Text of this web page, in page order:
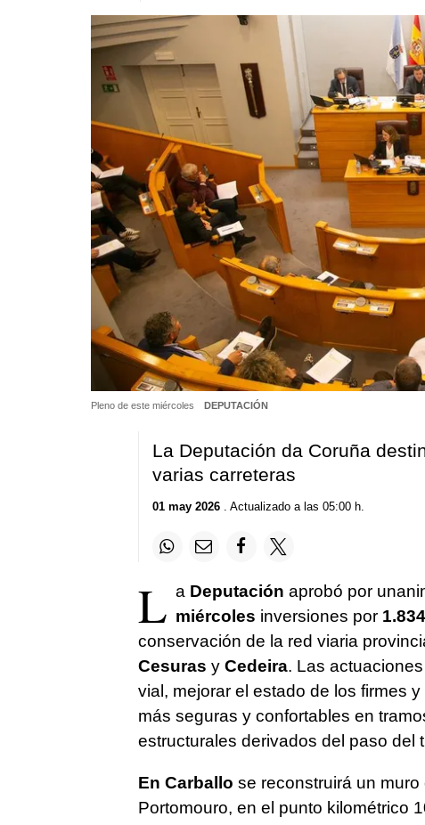
Pleno de este miércoles DEPUTACIÓN
La Deputación da Coruña
varias carreteras
01 may 2026. Actualizado a las 05:00 h.
L a Deputación aprobó por
miércoles inversiones por
conservación de la red viaria
Cesuras y Cedeira. Las
vial, mejorar el estado de los firmes
más seguras y confortables en
estructurales derivados del paso del
En Carballo se reconstruirá un
Portomouro, en el punto kilométrico